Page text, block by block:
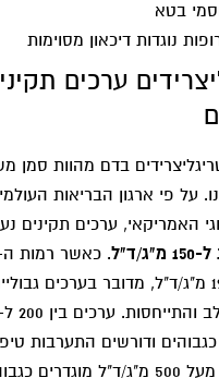
בטא
נוגדות דיכאון מסוימות
ערכים
בדם מהוות סמן
על פי ארגון הבריאות
האמריקאי, ערכים תקינים
ד"ל
150 ל-199 מ"ג/ד"ל, מדובר בערכים
כגבוהים ודורשים התערבות
שערכים מעל 500 מ"ג/ד"ל